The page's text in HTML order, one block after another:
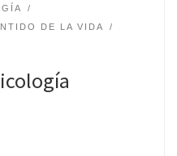
DE LA VIDA